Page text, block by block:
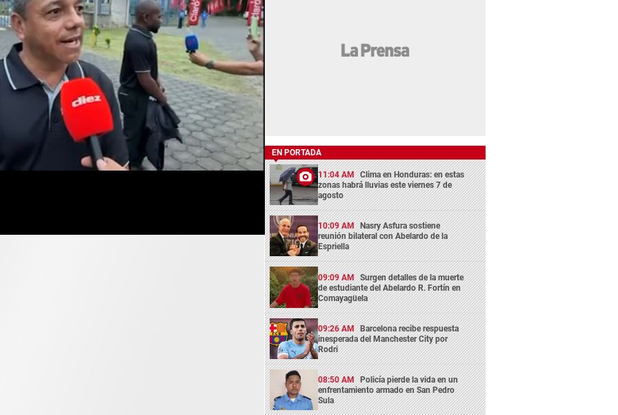
EN PORTADA
11:04 AM Clima en Honduras: en estas
zonas habrá lluvias este viernes 7 de
agosto
10:09 AM Nasry Asfura sostiene
reunión bilateral con Abelardo de la
Espriella
09:09 AM Surgen detalles de la muerte
de estudiante del Abelardo R. Fortín en
Comayagüela
09:26 AM Barcelona recibe respuesta
inesperada del Manchester City por
Rodri
08:50 AM Policía pierde la vida en un
enfrentamiento armado en San Pedro
Sula